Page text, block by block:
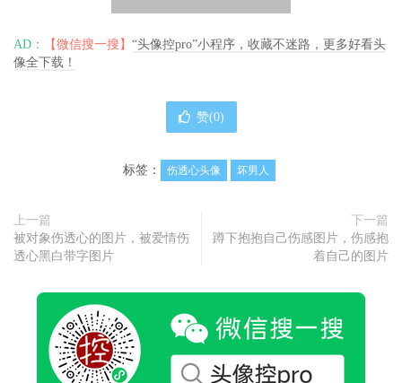
AD： 【微信搜一搜】 “头像控pro”小程序，收藏不迷路，更多好看头
像全下载！
赞(0)
标签： 伤透心头像 坏男人
上一篇
被对象伤透心的图片，被爱情伤
透心黑白带字图片
下一篇
蹲下抱抱自己伤感图片，伤感抱
着自己的图片